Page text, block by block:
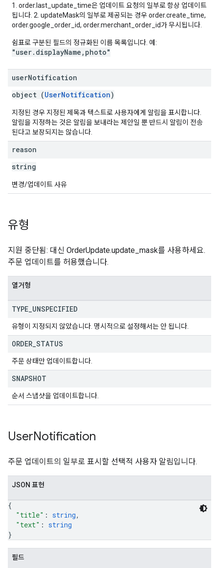
1. order.last_update_time은 업데이트 요청의 일부로 항상 업데이트
됩니다. 2. updateMask의 일부로 제공되는 경우 order.create_time,
order.google_order_id, order.merchant_order_id가 무시됩니다.
쉼표로 구분된 필드의 정규화된 이름 목록입니다. 예:
"user.displayName,photo"
userNotification
object (UserNotification)
지정된 경우 지정된 제목과 텍스트로 사용자에게 알림을 표시합니다.
알림을 지정하는 것은 알림을 보내라는 제안일 뿐 반드시 알림이 전송
된다고 보장되지는 않습니다.
reason
string
변경/업데이트 사유
유형
지원 중단됨: 대신 OrderUpdate.update_mask를 사용하세요.
주문 업데이트를 허용했습니다.
열거형
TYPE UNSPECIFIED
유형이 지정되지 않았습니다. 명시적으로 설정해서는 안 됩니다.
ORDER STATUS
주문 상태만 업데이트합니다.
SNAPSHOT
순서 스냅샷을 업데이트합니다.
UserNotification
주문 업데이트의 일부로 표시할 선택적 사용자 알림입니다.
JSON 표현
{
"title" : string,
"text" : string
}
필드